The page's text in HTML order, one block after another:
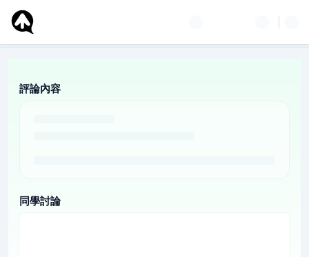
評論內容
同學討論